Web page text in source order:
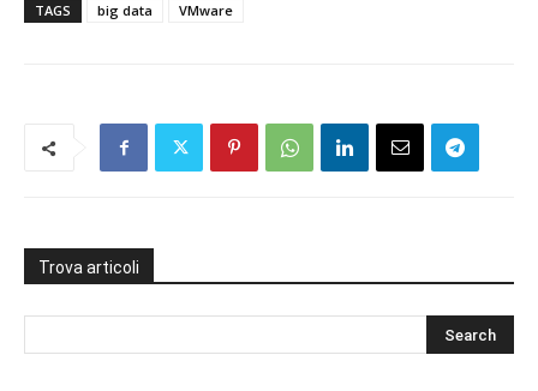
TAGS big data VMware
Trova articoli